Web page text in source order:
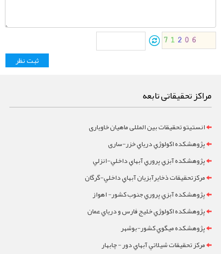
مراکز تحقیقاتی تابعه
انستیتو تحقیقات بین المللی ماهیان خاویاری
پژوهشکده اکولوژي درياي خزر-ساری
پژوهشکده آبزي پروري آبهاي داخلي-انزلي
مرکزتحقيقات ذخايرآبزيان آبهاي داخلي-گرگان
پژوهشکده آبزي پروري جنوب کشور- اهواز
پژوهشکده اکولوژي خليج فارس و درياي عمان
پژوهشکده ميگوي کشور-بوشهر
مرکز تحقيقات شيلاتي آبهاي دور - چابهار